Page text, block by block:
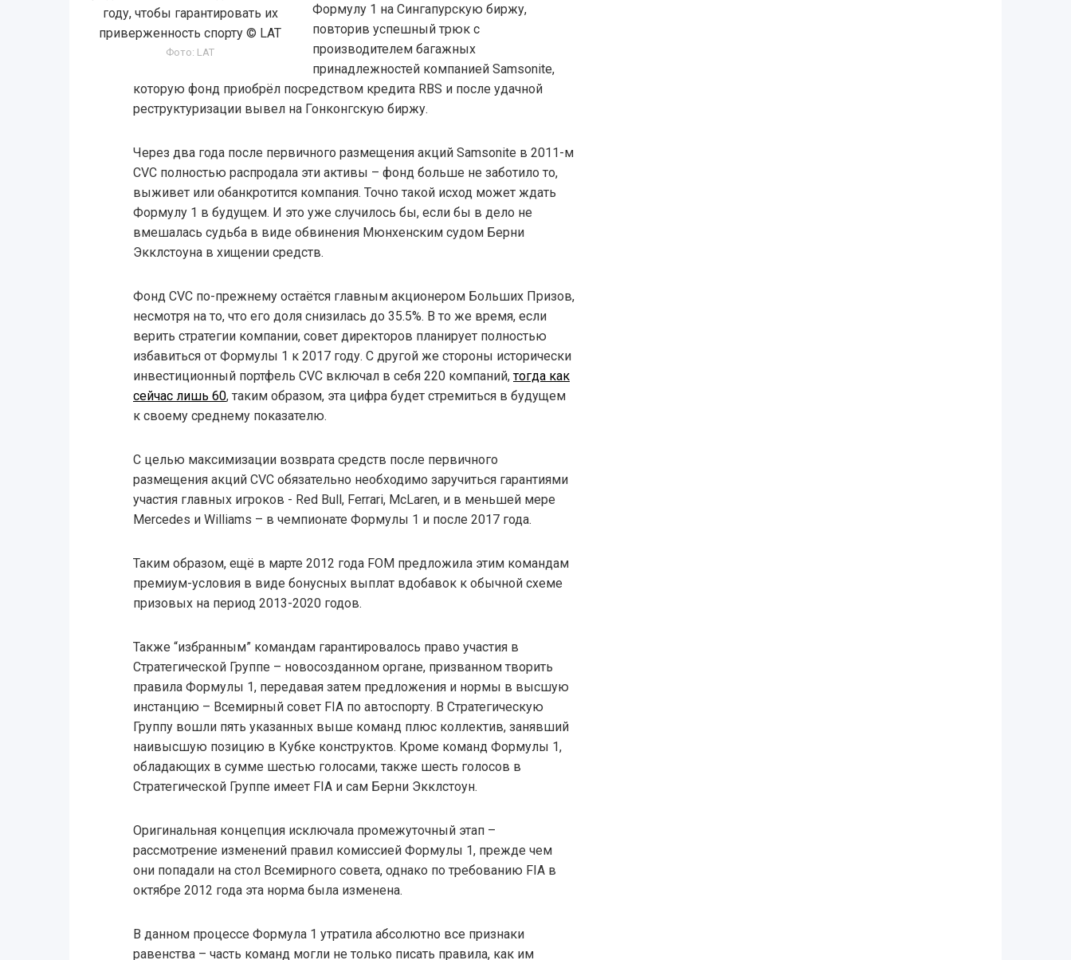
Фото: LAT
Формулу 1 на Сингапурскую биржу,
повторив успешный трюк с
производителем багажных
принадлежностей компанией Samsonite,
которую фонд приобрёл посредством кредита RBS и после удачной
реструктуризации вывел на Гонконгскую биржу.
Через два года после первичного размещения акций Samsonite в 2011-м
CVC полностью распродала эти активы – фонд больше не заботило то,
выживет или обанкротится компания. Точно такой исход может ждать
Формулу 1 в будущем. И это уже случилось бы, если бы в дело не
вмешалась судьба в виде обвинения Мюнхенским судом Берни
Экклстоуна в хищении средств.
Фонд CVC по-прежнему остаётся главным акционером Больших Призов,
несмотря на то, что его доля снизилась до 35.5%. В то же время, если
верить стратегии компании, совет директоров планирует полностью
избавиться от Формулы 1 к 2017 году. С другой же стороны исторически
инвестиционный портфель CVC включал в себя 220 компаний,тогда как
сейчас лишь 60, таким образом, эта цифра будет стремиться в будущем
к своему среднему показателю.
С целью максимизации возврата средств после первичного
размещения акций CVC обязательно необходимо заручиться гарантиями
участия главных игроков - Red Bull, Ferrari, McLaren, и в меньшей мере
Mercedes и Williams – в чемпионате Формулы 1 и после 2017 года.
Таким образом, ещё в марте 2012 года FOM предложила этим командам
премиум-условия в виде бонусных выплат вдобавок к обычной схеме
призовых на период 2013-2020 годов.
Также “избранным” командам гарантировалось право участия в
Стратегической Группе – новосозданном органе, призванном творить
правила Формулы 1, передавая затем предложения и нормы в высшую
инстанцию – Всемирный совет FIA по автоспорту. В Стратегическую
Группу вошли пять указанных выше команд плюс коллектив, занявший
наивысшую позицию в Кубке конструктов. Кроме команд Формулы 1,
обладающих в сумме шестью голосами, также шесть голосов в
Стратегической Группе имеет FIA и сам Берни Экклстоун.
Оригинальная концепция исключала промежуточный этап –
рассмотрение изменений правил комиссией Формулы 1, прежде чем
они попадали на стол Всемирного совета, однако по требованию FIA в
октябре 2012 года эта норма была изменена.
В данном процессе Формула 1 утратила абсолютно все признаки
равенства – часть команд могли не только писать правила, как им